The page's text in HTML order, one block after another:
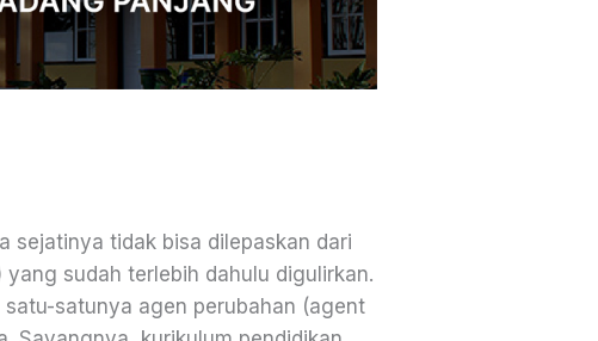
sejatinya tidak bisa dilepaskan dari
sudah terlebih dahulu digulirkan.
satunya agen perubahan (agent